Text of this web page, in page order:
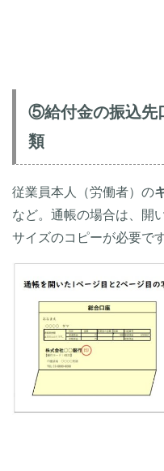
⑤給付金の振込先
類
従業員本人（労働者）の
など。通帳の場合は、開
サイズのコピーが必要です